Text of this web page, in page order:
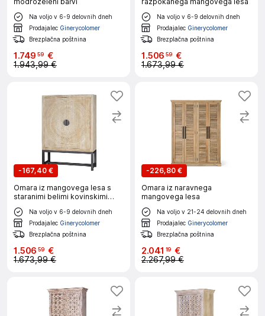
Na voljo v 6-9 delovnih dneh
Prodajalec Ginerycolomer
Brezplačna poštnina
1.749 59 €
1.943,99 €
Na voljo v 6-9 delovnih dneh
Prodajalec Ginerycolomer
Brezplačna poštnina
1.506 59 €
1.673,99 €
-167,40 €
Omara iz mangovega lesa s
staranimi belimi kovinskimi
nogami
Na voljo v 6-9 delovnih dneh
Prodajalec Ginerycolomer
Brezplačna poštnina
1.506 59 €
1.673,99 €
-226,80 €
Omara iz naravnega
mangovega lesa
Na voljo v 21-24 delovnih dneh
Prodajalec Ginerycolomer
Brezplačna poštnina
2.041 19 €
2.267,99 €